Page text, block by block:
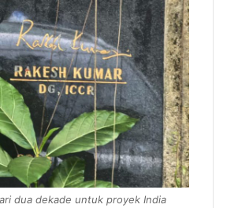
dua dekade untuk proyek India